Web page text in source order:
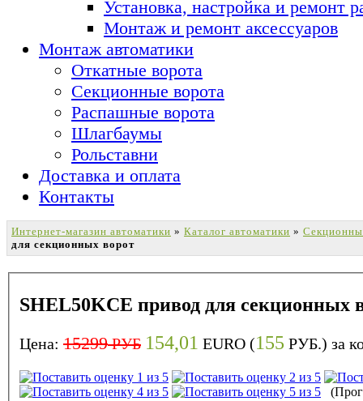
Установка, настройка и ремонт
Монтаж и ремонт аксессуаров
Монтаж автоматики
Откатные ворота
Секционные ворота
Распашные ворота
Шлагбаумы
Рольставни
Доставка и оплата
Контакты
Интернет-магазин автоматики » Каталог автоматики »
для секционных ворот
SHEL50KCE привод для секционных
Цена: 15299РУБ 154,01 EURO (155 РУБ.) за